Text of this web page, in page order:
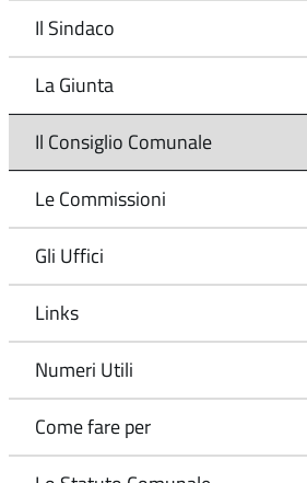
Il Sindaco
La Giunta
Il Consiglio Comunale
Le Commissioni
Gli Uffici
Links
Numeri Utili
Come fare per